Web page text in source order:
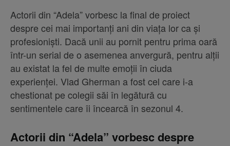
Actorii din “Adela” vorbesc la final de proiect
despre cei mai importanți ani din viața lor ca și
profesioniști. Dacă unii au pornit pentru prima oară
într-un serial de o asemenea anvergură, pentru alții
au existat la fel de multe emoții în ciuda
experienței. Vlad Gherman a fost cel care i-a
chestionat pe colegii săi în legătură cu
sentimentele care îi încearcă în sezonul 4.
Actorii din “Adela” vorbesc despre